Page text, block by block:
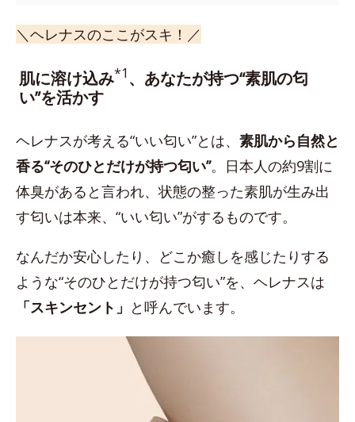
＼ヘレナスのここがスキ！／
肌に溶け込み*1 、あなたが持つ“素肌の匂
い”を活かす
ヘレナスが考える“いい匂い”とは、 素肌から自然と
香る“そのひとだけが持つ匂い”。日本人の約9割に
体臭があると言われ、状態の整った素肌が生み出
す匂いは本来、“いい匂い”がするものです。
なんだか安心したり、どこか癒しを感じたりする
ような“そのひとだけが持つ匂い”を、ヘレナスは
「スキンセント」 と呼んでいます。